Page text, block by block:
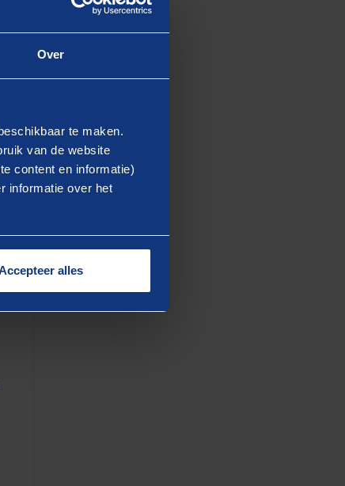
Over
te maken.
van de website
content en informatie)
informatie over het
alles
Integriteit